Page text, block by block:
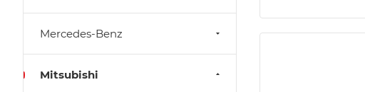
Mercedes-Benz
Mitsubishi